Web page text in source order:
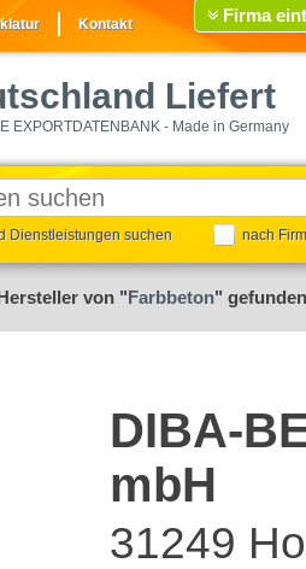
Kontakt Firma
Liefert
EXPORTDATENBANK - Made in Germany
Dienstleistungen suchen nach
von "Farbbeton" gefunden
DIBA-
mbH
31249